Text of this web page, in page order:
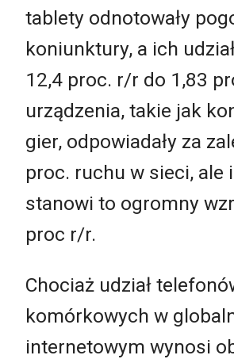
tablety odnotowały
koniunktury, a ich
12,4 proc. r/r do 1,83
urządzenia, takie jak
gier, odpowiadały za
proc. ruchu w sieci, ale
stanowi to ogromny
proc r/r.
Chociaż udział
komórkowych w
internetowym wynosi